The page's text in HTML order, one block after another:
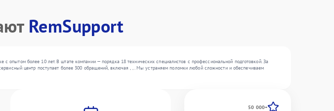
RemSupport
опытом более 10 лет. В штате компании — порядка 18 технических специалистов с профессиональной подготовкой. За
центр поступает более 300 обращений, включая , , . Мы устраняем поломки любой сложности и обеспечиваем
50 000+